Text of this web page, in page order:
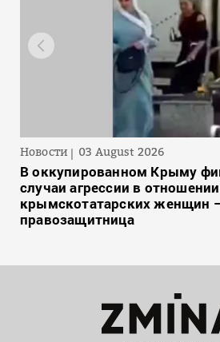
Новости 03 August 2026
В оккупированном Крыму
случаи агрессии в отношении
крымскотатарских женщин
правозащитница